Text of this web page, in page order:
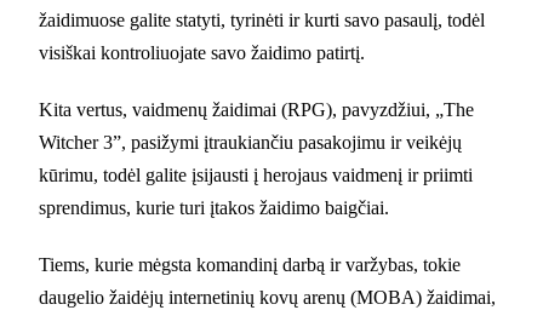
žaidimuose galite statyti, tyrinėti ir kurti savo pasaulį, todėl
visiškai kontroliuojate savo žaidimo patirtį.
Kita vertus, vaidmenų žaidimai (RPG), pavyzdžiui, „The
Witcher 3”, pasižymi įtraukiančiu pasakojimu ir veikėjų
kūrimu, todėl galite įsijausti į herojaus vaidmenį ir priimti
sprendimus, kurie turi įtakos žaidimo baigčiai.
Tiems, kurie mėgsta komandinį darbą ir varžybas, tokie
daugelio žaidėjų internetinių kovų arenų (MOBA) žaidimai,